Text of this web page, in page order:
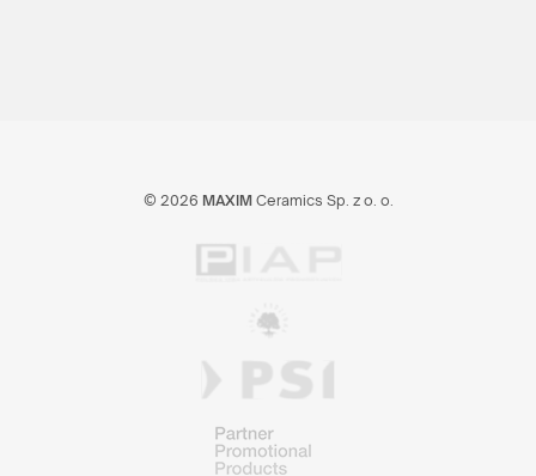
© 2026 MAXIMCeramics Sp. z o. o.